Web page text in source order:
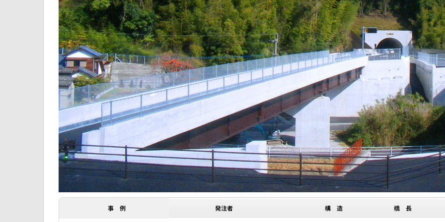
事 例 発注者 構 造 橋 長